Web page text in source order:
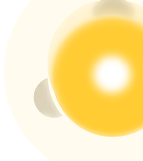
Crypto World Cup 2026: Grand Finale
77,777+3k Rewards